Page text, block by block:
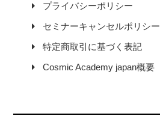
プライバシーポリシー
セミナーキャンセルポリシー
特定商取引に基づく表記
Cosmic Academy japan概要